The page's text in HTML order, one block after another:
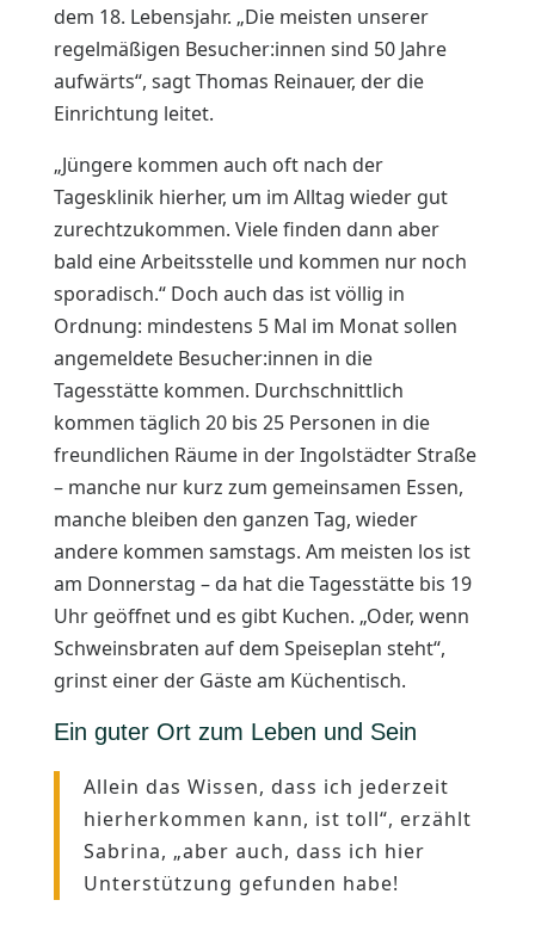
dem 18. Lebensjahr. „Die meisten unserer
regelmäßigen Besucher:innen sind 50 Jahre
aufwärts“, sagt Thomas Reinauer, der die
Einrichtung leitet.
„Jüngere kommen auch oft nach der
Tagesklinik hierher, um im Alltag wieder gut
zurechtzukommen. Viele finden dann aber
bald eine Arbeitsstelle und kommen nur noch
sporadisch.“ Doch auch das ist völlig in
Ordnung: mindestens 5 Mal im Monat sollen
angemeldete Besucher:innen in die
Tagesstätte kommen. Durchschnittlich
kommen täglich 20 bis 25 Personen in die
freundlichen Räume in der Ingolstädter Straße
– manche nur kurz zum gemeinsamen Essen,
manche bleiben den ganzen Tag, wieder
andere kommen samstags. Am meisten los ist
am Donnerstag – da hat die Tagesstätte bis 19
Uhr geöffnet und es gibt Kuchen. „Oder, wenn
Schweinsbraten auf dem Speiseplan steht“,
grinst einer der Gäste am Küchentisch.
Ein guter Ort zum Leben und Sein
Allein das Wissen, dass ich jederzeit
hierherkommen kann, ist toll“, erzählt
Sabrina, „aber auch, dass ich hier
Unterstützung gefunden habe!